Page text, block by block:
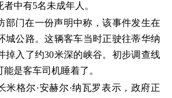
中有5名未成年人。
部门在一份声明中称，该事件发生在
城公路。这辆客车当时正驶往蒂华纳
掉入了约30米深的峡谷。初步调查线
是客车司机睡着了。
米格尔·安赫尔·纳瓦罗表示，政府正